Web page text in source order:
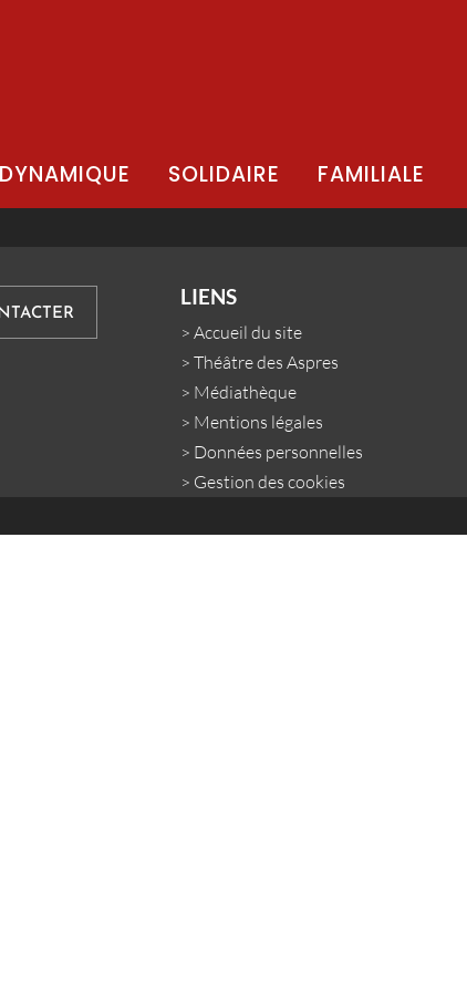
DYNAMIQUE SOLIDAIRE FAMILIALE
LIENS
>Accueil du site
>Théâtre des Aspres
> Médiathèque
> Mentions légales
> Données personnelles
> Gestion des cookies